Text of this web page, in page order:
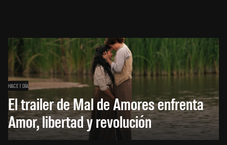
HACE 1 DÍA
El trailer de Mal de Amores enfrenta
Amor, libertad y revolución